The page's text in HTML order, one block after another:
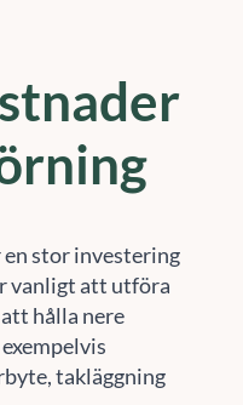
en stor investering
vanligt att utföra
hålla nere
takläggning